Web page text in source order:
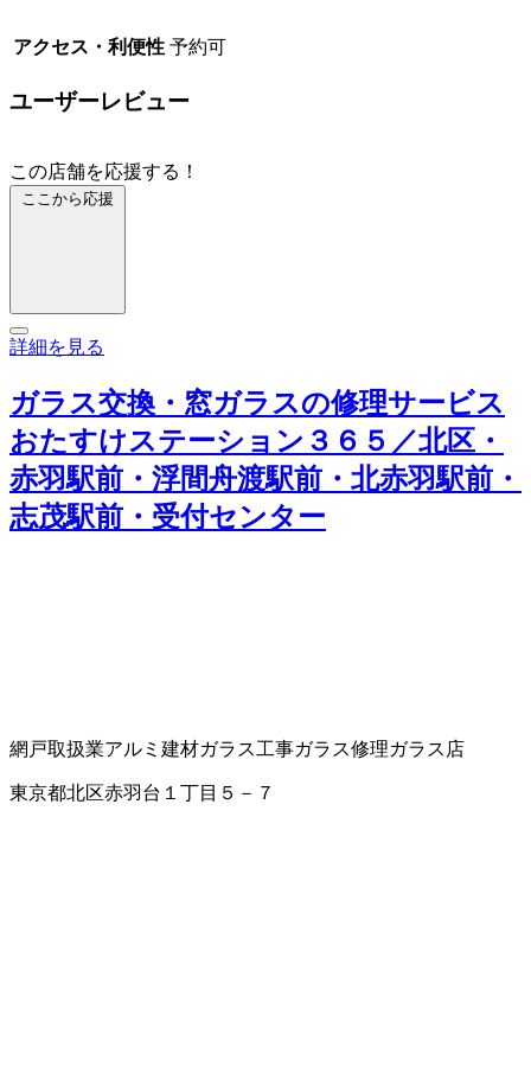
アクセス・利便性 予約可
ユーザーレビュー
この店舗を応援する！
ここから応援
詳細を見る
ガラス交換・窓ガラスの修理サービス
おたすけステーション３６５／北区・
赤羽駅前・浮間舟渡駅前・北赤羽駅前・
志茂駅前・受付センター
網戸取扱業アルミ建材ガラス工事ガラス修理ガラス店
東京都北区赤羽台１丁目５－７